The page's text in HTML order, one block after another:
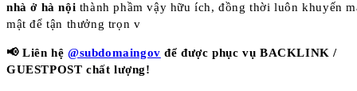
nhà ở hà nội thành phầm vậy hữu ích, đồng thời luôn khuyến
mật để tận thưởng trọn v
📢 Liên hệ @subdomaingov để được phục vụ BACKLINK /
GUESTPOST chất lượng!